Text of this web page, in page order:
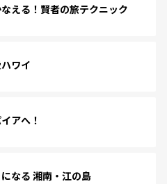
える！賢者の旅テクニック
ワイ
アへ！
なる 湘南・江の島